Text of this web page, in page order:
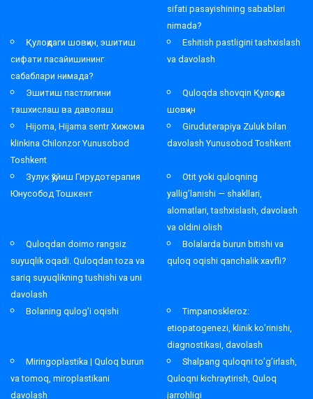
sifati pasayishining sabablari
nimada?
Қулоқдаги шовқин, эшитиш
сифати пасайишининг
сабаблари нимада?
Eshitish pastligini tashxislash
va davolash
Эшитиш пастлигини
ташхислаш ва даволаш
Quloqda shovqin Қулоқда
шовқин
Hijoma, Hijama sentr Хижома
klinkina Chilonzor Yunusobod
Toshkent
Giruduterapiya Zuluk bilan
davolash Yunusobod Toshkent
Зулук қўйиш Гирудотерапия
Юнусобод Тошкент
Otit yoki quloqning
yallig’lanishi — shakllari,
alomatlari, tashxislash, davolash
va oldini olish
Quloqdan doimo rangsiz
suyuqlik oqadi. Quloqdan toza va
sariq suyuqlikning tushishi va uni
davolash
Bolalarda burun bitishi va
quloq oqishi qanchalik xavfli?
Bolaning qulog’i oqishi
Timpanoskleroz:
etiopatogenezi, klinik ko’rinishi,
diagnostikasi, davolash
Miringoplastika | Quloq burun
va tomoq, miroplastikani
davolash
Shalpang quloqni to’g’irlash,
Quloqni kichraytirish, Quloq
jarrohligi